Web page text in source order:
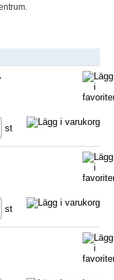
st
st